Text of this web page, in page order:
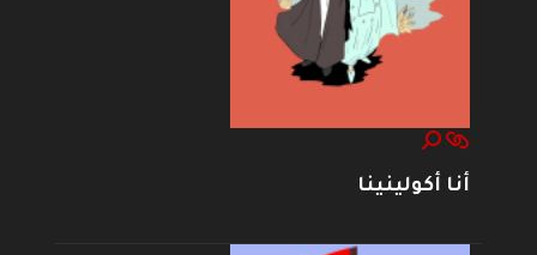
أنا أكولينينا